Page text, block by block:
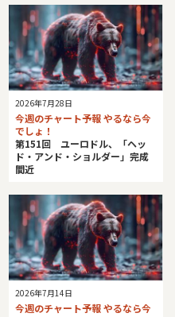
2026年7月28日
今週のチャート予報 やるなら今
でしょ！
第151回 ユーロドル、「ヘッ
ド・アンド・ショルダー」完成
間近
2026年7月14日
今週のチャート予報 やるなら今